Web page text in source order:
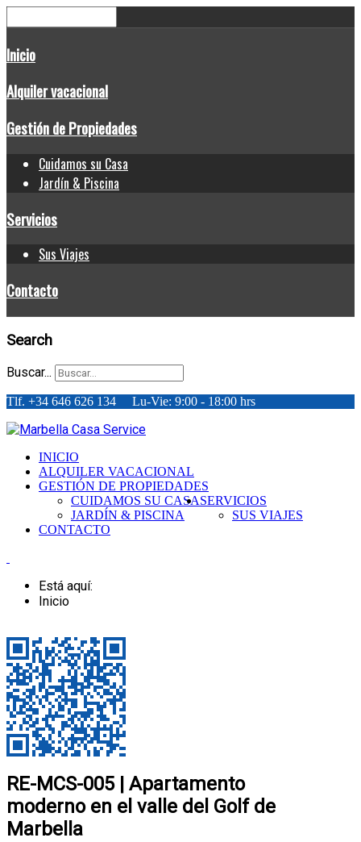
Inicio
Alquiler vacacional
Gestión de Propiedades
Cuidamos su Casa
Jardín & Piscina
Servicios
Sus Viajes
Contacto
Search
Buscar...
Tlf. +34 646 626 134 Lu-Vie: 9:00 - 18:00 hrs
INICIO
ALQUILER VACACIONAL
GESTIÓN DE PROPIEDADES
CUIDAMOS SU CASA
JARDÍN & PISCINA
SERVICIOS
SUS VIAJES
CONTACTO
Está aquí:
Inicio
RE-MCS-005 | Apartamento
moderno en el valle del Golf de
Marbella